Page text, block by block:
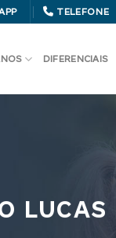
TELEFONE
DIFERENCIAIS
LUCAS